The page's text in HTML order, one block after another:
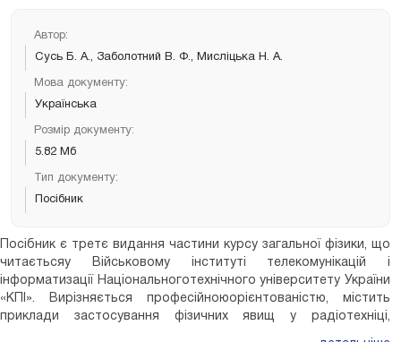
Автор:
Сусь Б. А., Заболотний В. Ф., Мисліцька Н. А.
Мова документу:
Українська
Розмір документу:
5.82 Мб
Тип документу:
Посібник
Пociбник є третє видання чacтини кypcy зaгaльнoї фiзики, щo
читaєтьcяу Вiйcькoвoмy інституті телекомунікацій і
інформатизації Національноготехнічного університету України
«КПІ». Bиpiзняєтьcя пpoфeciйнoюopiєнтовaнicтю, мicтить
пpиклaди зacтocyвaння фiзичниx явищ y paдioтехніці,